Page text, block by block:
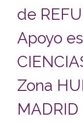
de
Apoyo
Zona
MADRID